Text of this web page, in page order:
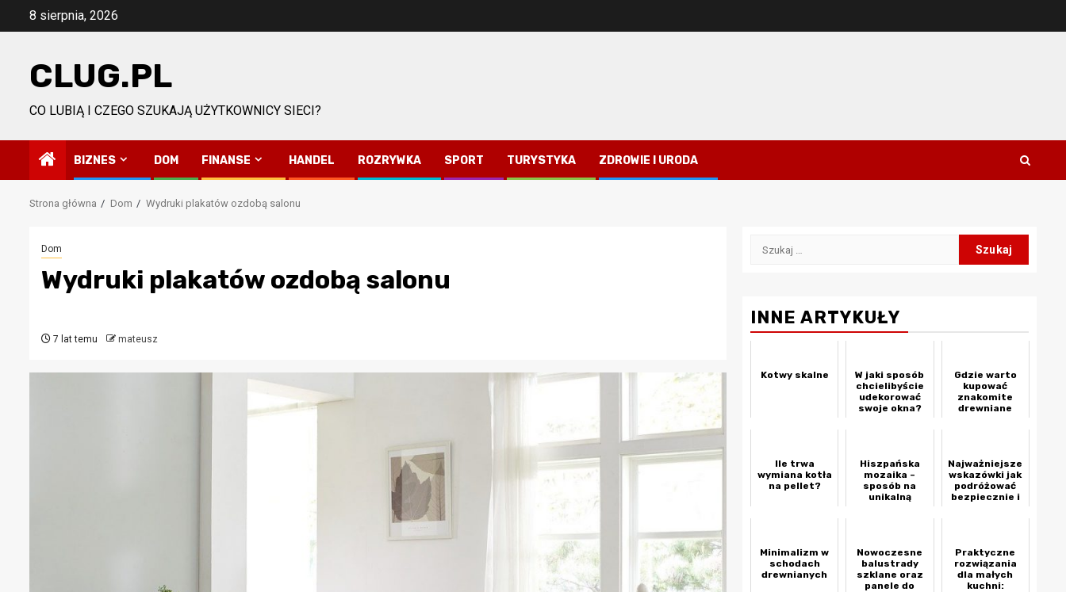
Przejdź8 sierpnia, 2026
CLUG.PL
CO LUBIĄ I CZEGO SZUKAJĄ UŻYTKOWNICY SIECI?
BIZNES DOM FINANSE HANDEL ROZRYWKA SPORT TURYSTYKA ZDROWIE I URODA
Strona główna Dom Wydruki plakatów ozdobą salonu
Dom
Wydruki plakatów ozdobą salonu
7 lat temu mateusz
Szukaj:
INNE ARTYKUŁY
Kotwy skalne
W jaki sposób
chcielibyście
udekorować
swoje okna?
Gdzie warto
kupować
znakomite
drewniane
Ile trwa
wymiana kotła
na pellet?
Hiszpańska
mozaika –
sposób na
unikalną
Najważniejsze
wskazówki jak
podróżować
bezpiecznie i
Minimalizm w
schodach
drewnianych
Nowoczesne
balustrady
szklane oraz
panele do
Praktyczne
rozwiązania
dla małych
kuchni: